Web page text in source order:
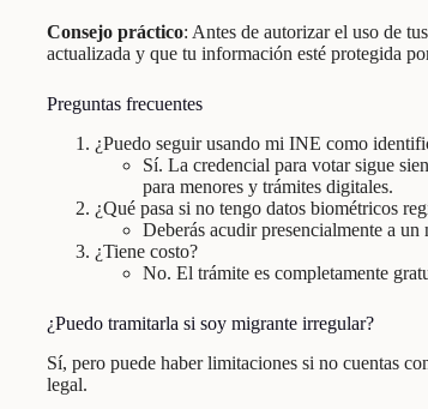
Consejo práctico: Antes de autorizar el uso de
actualizada y que tu información esté protegida
Preguntas frecuentes
¿Puedo seguir usando mi INE como
Sí. La credencial para votar sigue
para menores y trámites digitales.
¿Qué pasa si no tengo datos biométricos
Deberás acudir presencialmente a
¿Tiene costo?
No. El trámite es completamente
¿Puedo tramitarla si soy migrante irregular?
Sí, pero puede haber limitaciones si no cuentas
legal.